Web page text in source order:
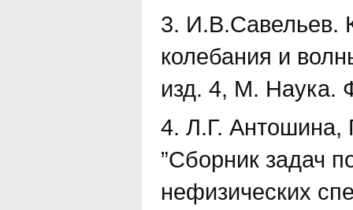
3. И.В.Савельев.
колебания и
изд. 4, М. Наука.
4. Л.Г. Антошина,
”Сборник задач
нефизических